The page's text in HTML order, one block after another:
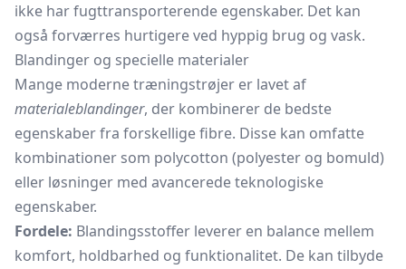
ikke har fugttransporterende egenskaber. Det kan
også forværres hurtigere ved hyppig brug og vask.
Blandinger og specielle materialer
Mange moderne træningstrøjer er lavet af
materialeblandinger, der kombinerer de bedste
egenskaber fra forskellige fibre. Disse kan omfatte
kombinationer som polycotton (polyester og bomuld)
eller løsninger med avancerede teknologiske
egenskaber.
Fordele: Blandingsstoffer leverer en balance mellem
komfort, holdbarhed og funktionalitet. De kan tilbyde